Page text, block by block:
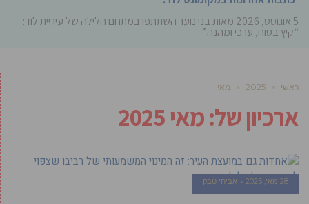
5 אוגוסט, 2026
מאות בני נוער השתתפו במתחם הלילה של עיריית לוד:
“קיץ בטוח, ערכי ומהנה”
ראשי »
2025
» מאי
ארכיון של:מאי 2025
28 מאי, 2025 אביחי טבק